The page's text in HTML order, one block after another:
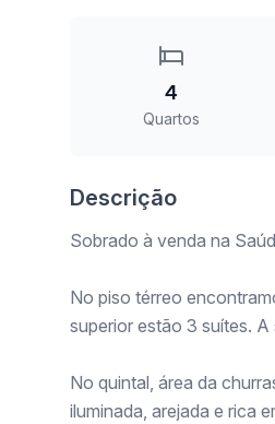
4
Quartos
Descrição
Sobrado à venda na
No piso térreo
superior estão 3 suítes.
No quintal, área da
iluminada, arejada e rica